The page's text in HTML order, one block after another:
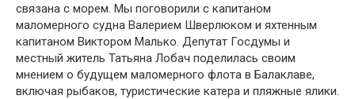
связана с морем. Мы поговорили с капитаном
маломерного судна Валерием Шверлюком и яхтенным
капитаном Виктором Малько. Депутат Госдумы и
местный житель Татьяна Лобач поделилась своим
мнением о будущем маломерного флота в Балаклаве,
включая рыбаков, туристические катера и пляжные ялики.